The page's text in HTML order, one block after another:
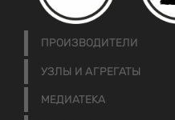
ПРОИЗВОДИТЕЛИ
УЗЛЫ И АГРЕГАТЫ
МЕДИАТЕКА